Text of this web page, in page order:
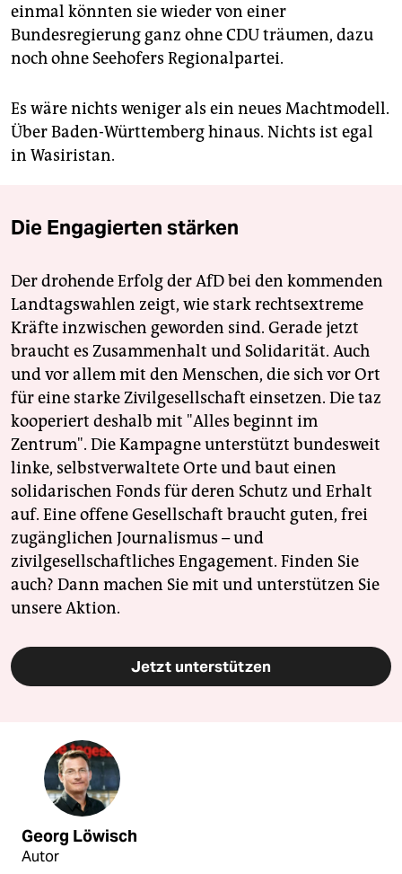
einmal könnten sie wieder von einer
Bundesregierung ganz ohne CDU träumen, dazu
noch ohne Seehofers Regionalpartei.
Es wäre nichts weniger als ein neues Machtmodell.
Über Baden-Württemberg hinaus. Nichts ist egal
in Wasiristan.
Die Engagierten stärken
Der drohende Erfolg der AfD bei den kommenden
Landtagswahlen zeigt, wie stark rechtsextreme
Kräfte inzwischen geworden sind. Gerade jetzt
braucht es Zusammenhalt und Solidarität. Auch
und vor allem mit den Menschen, die sich vor Ort
für eine starke Zivilgesellschaft einsetzen. Die taz
kooperiert deshalb mit "Alles beginnt im
Zentrum". Die Kampagne unterstützt bundesweit
linke, selbstverwaltete Orte und baut einen
solidarischen Fonds für deren Schutz und Erhalt
auf. Eine offene Gesellschaft braucht guten, frei
zugänglichen Journalismus – und
zivilgesellschaftliches Engagement. Finden Sie
auch? Dann machen Sie mit und unterstützen Sie
unsere Aktion.
Jetzt unterstützen
Georg Löwisch
Autor